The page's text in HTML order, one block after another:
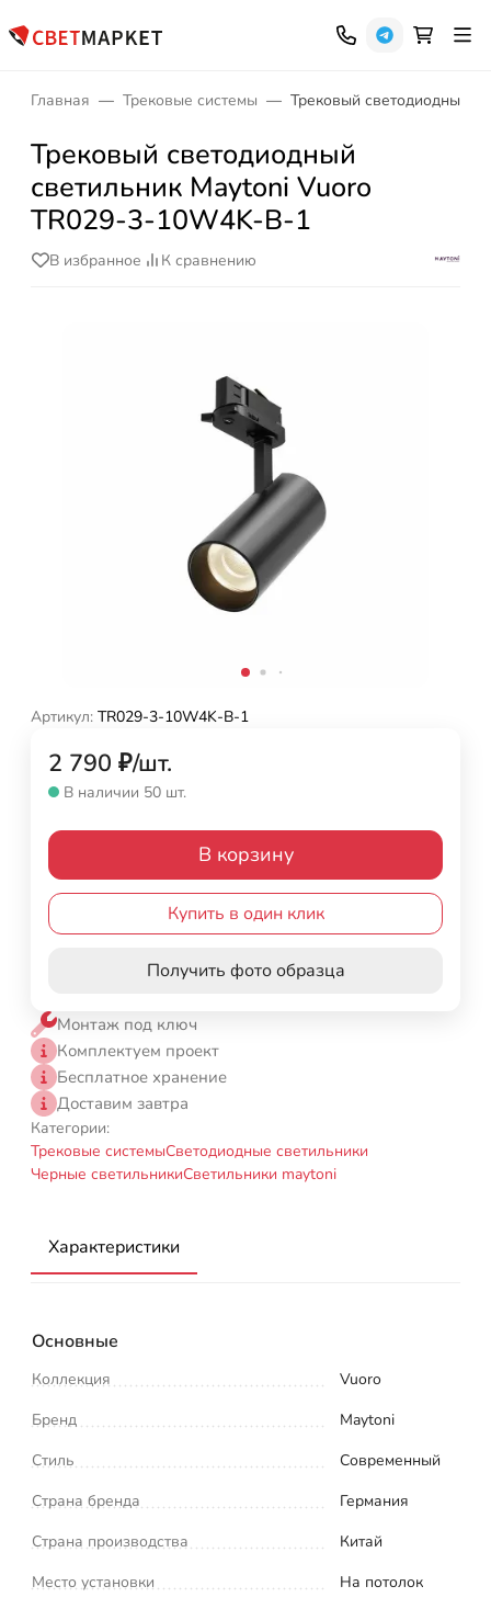
Главная Трековые системы Трековый светодиодный
Трековый светодиодный
светильник Maytoni Vuoro
TR029-3-10W4K-B-1
В избранное К сравнению
Артикул: TR029-3-10W4K-B-1
2 790 ₽/шт.
В наличии 50 шт.
В корзину
Купить в один клик
Получить фото образца
Монтаж под ключ
Комплектуем проект
Бесплатное хранение
Доставим завтра
Категории:
Трековые системыСветодиодные светильники
Черные светильникиСветильники maytoni
Характеристики
Основные
Коллекция
Vuoro
Бренд
Maytoni
Стиль
Современный
Страна бренда
Германия
Страна производства
Китай
Место установки
На потолок